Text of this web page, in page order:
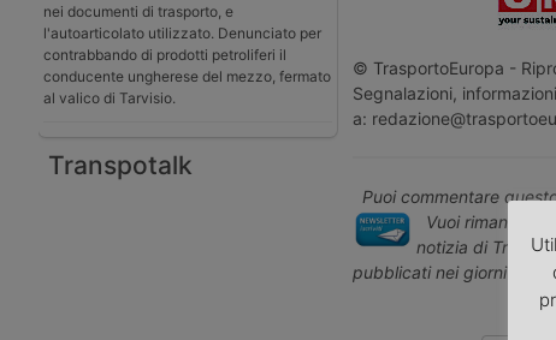
nei documenti di trasporto, e
l'autoarticolato utilizzato. Denunciato per
contrabbando di prodotti petroliferi il
conducente ungherese del mezzo, fermato
al valico di Tarvisio.
Transpotalk
© TrasportoEuropa -
Segnalazioni,
a:
Puoi commentare
Vuoi rimanere
notizia di
pubblicati nei giorni